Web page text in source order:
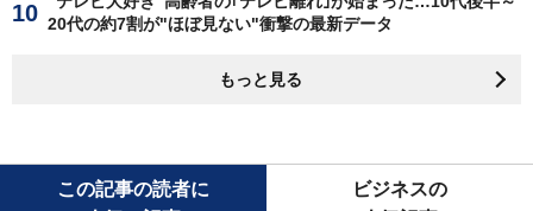
20代の約7割が"ほぼ見ない"衝撃の最新データ
もっと見る
この記事の読者に
ビジネスの